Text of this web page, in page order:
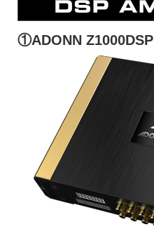
①ADONN Z1000DSP